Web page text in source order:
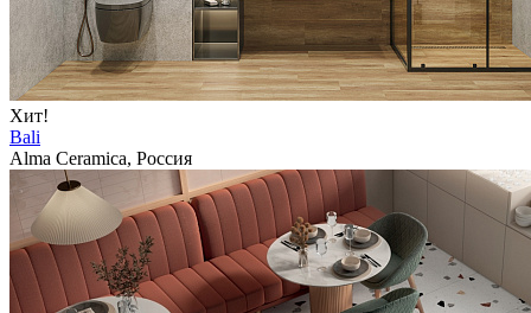
Хит!
Bali
Alma Ceramica, Россия